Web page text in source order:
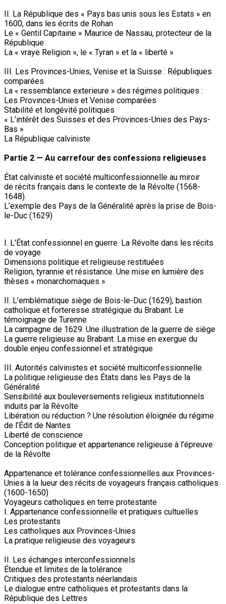
II. La République des « Pays bas unis sous les Estats » en
1600, dans les écrits de Rohan
Le « Gentil Capitaine » Maurice de Nassau, protecteur de la
République
La « vraye Religion », le « Tyran » et la « liberté »
III. Les Provinces-Unies, Venise et la Suisse : Républiques
comparées
La « ressemblance exterieure » des régimes politiques :
Les Provinces-Unies et Venise comparées
Stabilité et longévité politiques
« L’intérêt des Suisses et des Provinces-Unies des Pays-
Bas »
La République calviniste
Partie 2 — Au carrefour des confessions religieuses
État calviniste et société multiconfessionnelle au miroir
de récits français dans le contexte de la Révolte (1568-
1648).
L’exemple des Pays de la Généralité après la prise de Bois-
le-Duc (1629)
I. L’État confessionnel en guerre. La Révolte dans les récits
de voyage
Dimensions politique et religieuse restituées
Religion, tyrannie et résistance. Une mise en lumière des
thèses « monarchomaques »
II. L’emblématique siège de Bois-le-Duc (1629), bastion
catholique et forteresse stratégique du Brabant. Le
témoignage de Turenne
La campagne de 1629. Une illustration de la guerre de siège
La guerre religieuse au Brabant. La mise en exergue du
double enjeu confessionnel et stratégique
III. Autorités calvinistes et société multiconfessionnelle.
La politique religieuse des États dans les Pays de la
Généralité
Sensibilité aux bouleversements religieux institutionnels
induits par la Révolte
Libération ou réduction ? Une résolution éloignée du régime
de l’Édit de Nantes
Liberté de conscience
Conception politique et appartenance religieuse à l’épreuve
de la Révolte
Appartenance et tolérance confessionnelles aux Provinces-
Unies à la lueur des récits de voyageurs français catholiques
(1600-1650)
Voyageurs catholiques en terre protestante
I. Appartenance confessionnelle et pratiques cultuelles
Les protestants
Les catholiques aux Provinces-Unies
La pratique religieuse des voyageurs
II. Les échanges interconfessionnels
Étendue et limites de la tolérance
Critiques des protestants néerlandais
Le dialogue entre catholiques et protestants dans la
République des Lettres